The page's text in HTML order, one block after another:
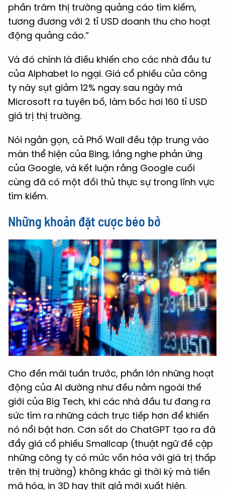
phần trăm thị trường quảng cáo tìm kiếm,
tương đương với 2 tỉ USD doanh thu cho hoạt
động quảng cáo.”
Và đó chính là điều khiến cho các nhà đầu tư
của Alphabet lo ngại. Giá cổ phiếu của công
ty này sụt giảm 12% ngay sau ngày mà
Microsoft ra tuyên bố, làm bốc hơi 160 tỉ USD
giá trị thị trường.
Nói ngắn gọn, cả Phố Wall đều tập trung vào
màn thể hiện của Bing, lắng nghe phản ứng
của Google, và kết luận rằng Google cuối
cùng đã có một đối thủ thực sự trong lĩnh vực
tìm kiếm.
Những khoản đặt cược béo bở
Cho đến mãi tuần trước, phần lớn những hoạt
động của AI dường như đều nằm ngoài thế
giới của Big Tech, khi các nhà đầu tư đang ra
sức tìm ra những cách trực tiếp hơn để khiến
nó nổi bật hơn. Cơn sốt do ChatGPT tạo ra đã
đẩy giá cổ phiếu Smallcap (thuật ngữ đề cập
những công ty có mức vốn hóa với giá trị thấp
trên thị trường) không khác gì thời kỳ mà tiền
mã hóa, in 3D hay thịt giả mới xuất hiện.